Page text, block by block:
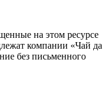
на этом ресурсе
компании «Чай да
без письменного